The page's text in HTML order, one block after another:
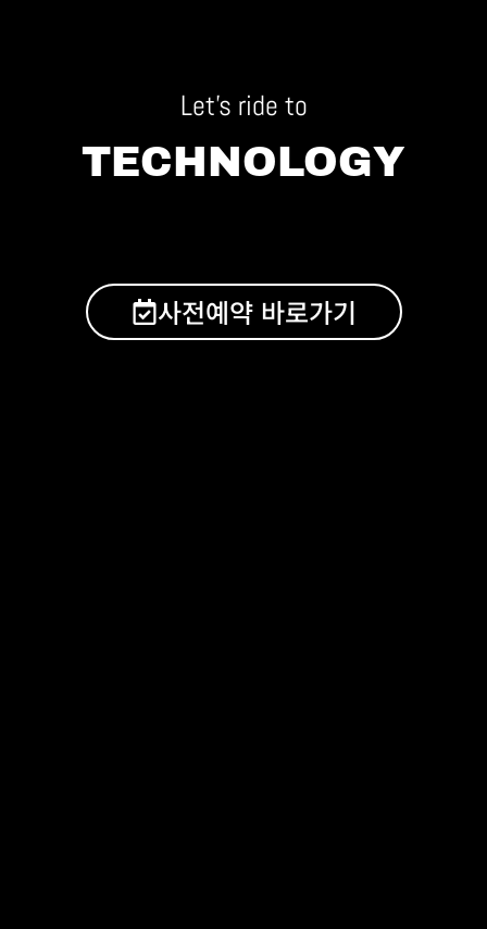
Let's ride to
TECHNOLOGY
사전예약 바로가기